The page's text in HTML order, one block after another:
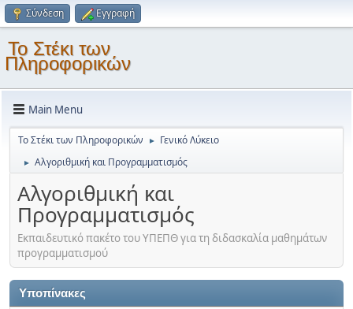
Σύνδεση Εγγραφή
Το Στέκι των
Πληροφορικών
Main Menu
Το Στέκι των Πληροφορικών ► Γενικό Λύκειο
► Αλγοριθμική και Προγραμματισμός
Αλγοριθμική και
Προγραμματισμός
Εκπαιδευτικό πακέτο του ΥΠΕΠΘ για τη διδασκαλία μαθημάτων
προγραμματισμού
Υποπίνακες